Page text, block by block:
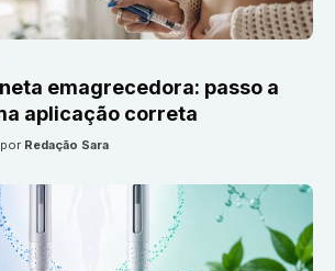
emagrecedora: passo a
aplicação correta
Redação Sara